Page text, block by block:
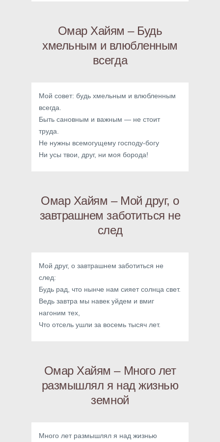
Омар Хайям – Будь
хмельным и влюбленным
всегда
Мой совет: будь хмельным и влюбленным
всегда.
Быть сановным и важным — не стоит
труда.
Не нужны всемогущему господу-богу
Ни усы твои, друг, ни моя борода!
Омар Хайям – Мой друг, о
завтрашнем заботиться не
след
Мой друг, о завтрашнем заботиться не
след:
Будь рад, что нынче нам сияет солнца свет.
Ведь завтра мы навек уйдем и вмиг
нагоним тех,
Что отсель ушли за восемь тысяч лет.
Омар Хайям – Много лет
размышлял я над жизнью
земной
Много лет размышлял я над жизнью